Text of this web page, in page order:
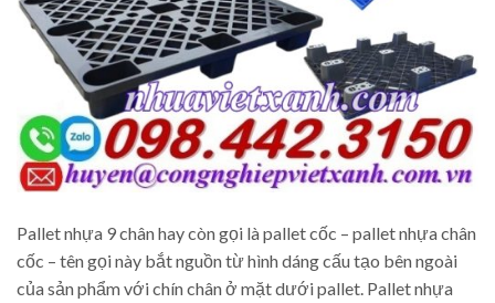
Pallet nhựa 9 chân hay còn gọi là pallet cốc – pallet nhựa chân
cốc – tên gọi này bắt nguồn từ hình dáng cấu tạo bên ngoài
của sản phẩm với chín chân ở mặt dưới pallet. Pallet nhựa